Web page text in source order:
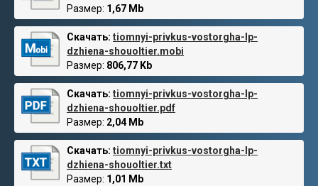
Размер: 1,67 Mb
Скачать: tiomnyi-privkus-vostorgha-lp-
dzhiena-shouoltier.mobi
Размер: 806,77 Kb
Скачать: tiomnyi-privkus-vostorgha-lp-
dzhiena-shouoltier.pdf
Размер: 2,04 Mb
Скачать: tiomnyi-privkus-vostorgha-lp-
dzhiena-shouoltier.txt
Размер: 1,01 Mb